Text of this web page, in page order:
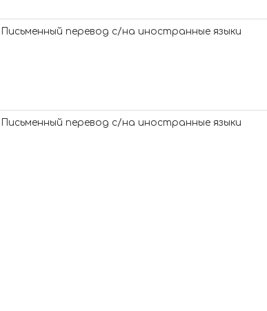
Письменный перевод с/на иностранные языки
Письменный перевод с/на иностранные языки